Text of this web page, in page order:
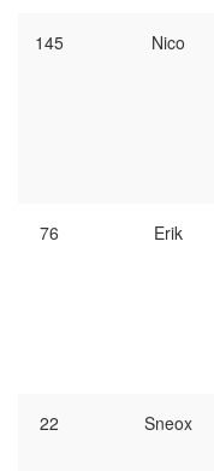
145 Nico
76 Erik
22 Sneox